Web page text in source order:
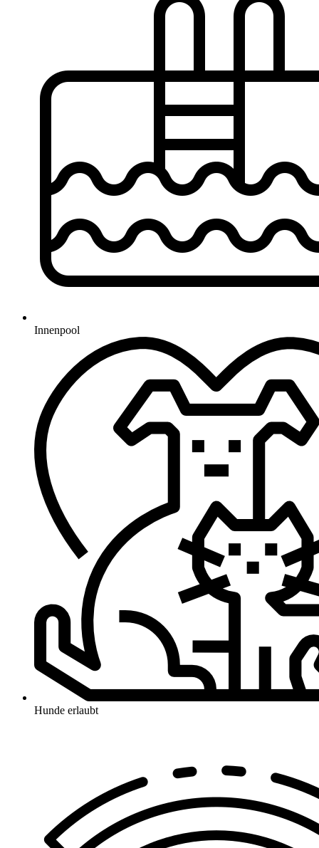
Innenpool
Hunde erlaubt